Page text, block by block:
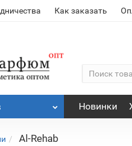
Как заказать
Новинки
Al-Rehab